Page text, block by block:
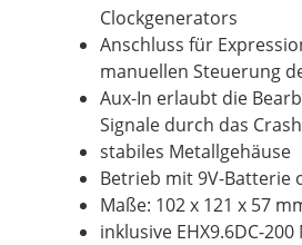
Clockgenerators
Anschluss für
manuellen Steuerung
Aux-In erlaubt die
Signale durch das
stabiles Metallgehäuse
Betrieb mit 9V-Batterie
Maße: 102 x 121 x 57
inklusive EHX9.6DC-